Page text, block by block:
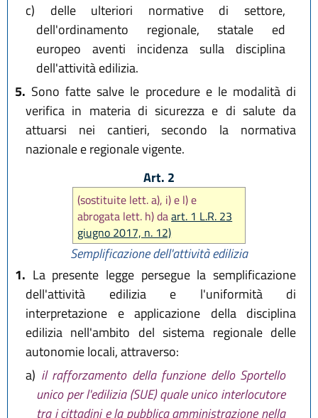
c) delle ulteriori normative di settore,
dell'ordinamento regionale, statale ed
europeo aventi incidenza sulla disciplina
dell'attività edilizia.
5. Sono fatte salve le procedure e le modalità di
verifica in materia di sicurezza e di salute da
attuarsi nei cantieri, secondo la normativa
nazionale e regionale vigente.
Art. 2
(sostituite lett. a), i) e l) e
abrogata lett. h) daart. 1 L.R. 23
giugno 2017, n. 12)
Semplificazione dell'attività edilizia
1. La presente legge persegue la semplificazione
dell'attività edilizia e l'uniformità di
interpretazione e applicazione della disciplina
edilizia nell'ambito del sistema regionale delle
autonomie locali, attraverso:
a) il rafforzamento della funzione dello Sportello
unico per l'edilizia (SUE) quale unico interlocutore
tra i cittadini e la pubblica amministrazione nella